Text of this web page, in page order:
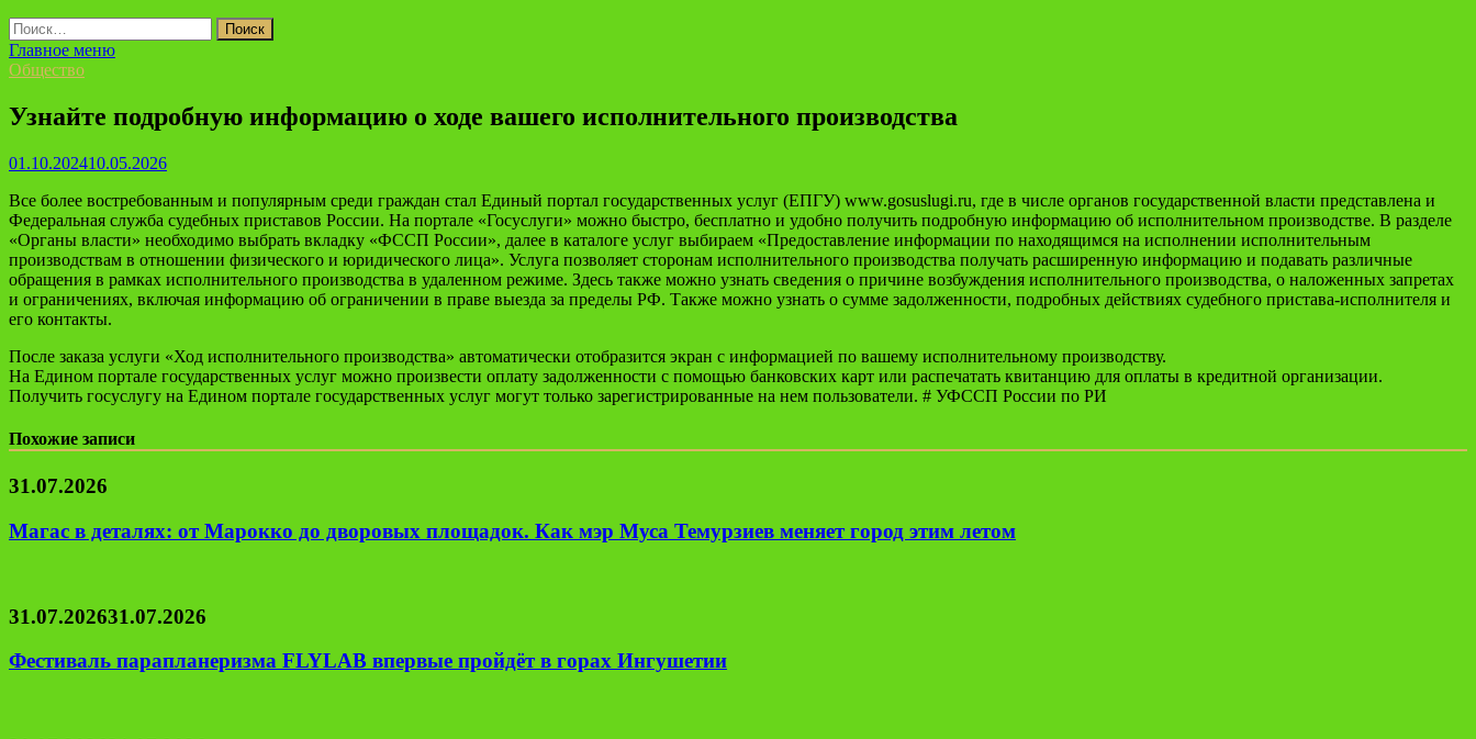
Найти:
Главное меню
Общество
Узнайте подробную информацию о ходе вашего исполнительного производства
01.10.202410.05.2026
Все более востребованным и популярным среди граждан стал Единый портал государственных услуг (ЕПГУ) www.gosuslugi.ru, где в числе органов государственной власти представлена и
Федеральная служба судебных приставов России. На портале «Госуслуги» можно быстро, бесплатно и удобно получить подробную информацию об исполнительном производстве. В разделе
«Органы власти» необходимо выбрать вкладку «ФССП России», далее в каталоге услуг выбираем «Предоставление информации по находящимся на исполнении исполнительным
производствам в отношении физического и юридического лица». Услуга позволяет сторонам исполнительного производства получать расширенную информацию и подавать различные
обращения в рамках исполнительного производства в удаленном режиме. Здесь также можно узнать сведения о причине возбуждения исполнительного производства, о наложенных запретах
и ограничениях, включая информацию об ограничении в праве выезда за пределы РФ. Также можно узнать о сумме задолженности, подробных действиях судебного пристава-исполнителя и
его контакты.
После заказа услуги «Ход исполнительного производства» автоматически отобразится экран с информацией по вашему исполнительному производству.
На Едином портале государственных услуг можно произвести оплату задолженности с помощью банковских карт или распечатать квитанцию для оплаты в кредитной организации.
Получить госуслугу на Едином портале государственных услуг могут только зарегистрированные на нем пользователи. # УФССП России по РИ
Похожие записи
31.07.2026
Магас в деталях: от Марокко до дворовых площадок. Как мэр Муса Темурзиев меняет город этим летом
31.07.202631.07.2026
Фестиваль парапланеризма FLYLAB впервые пройдёт в горах Ингушетии